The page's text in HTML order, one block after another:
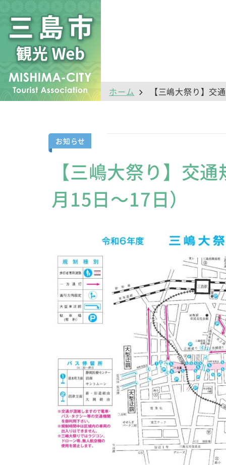
ホーム 【三嶋大祭り】交
お知らせ
【三嶋大祭り】交
月15日～17日）